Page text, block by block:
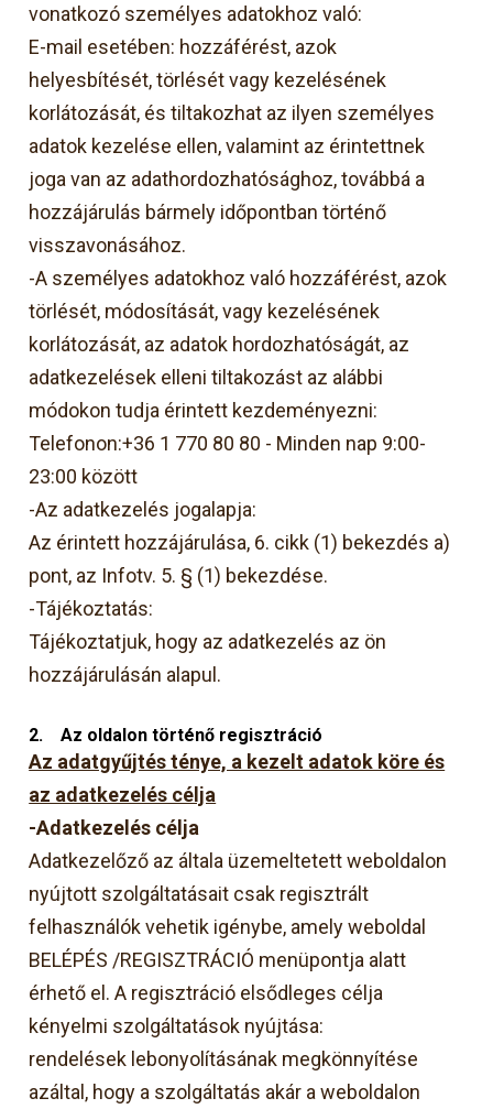
vonatkozó személyes adatokhoz való:
E-mail esetében: hozzáférést, azok
helyesbítését, törlését vagy kezelésének
korlátozását, és tiltakozhat az ilyen személyes
adatok kezelése ellen, valamint az érintettnek
joga van az adathordozhatósághoz, továbbá a
hozzájárulás bármely időpontban történő
visszavonásához.
-A személyes adatokhoz való hozzáférést, azok
törlését, módosítását, vagy kezelésének
korlátozását, az adatok hordozhatóságát, az
adatkezelések elleni tiltakozást az alábbi
módokon tudja érintett kezdeményezni:
Telefonon:+36 1 770 80 80 - Minden nap 9:00-
23:00 között
-Az adatkezelés jogalapja:
Az érintett hozzájárulása, 6. cikk (1) bekezdés a)
pont, az Infotv. 5. § (1) bekezdése.
-Tájékoztatás:
Tájékoztatjuk, hogy az adatkezelés az ön
hozzájárulásán alapul.
2.Az oldalon történő regisztráció
Az adatgyűjtés ténye, a kezelt adatok köre és
az adatkezelés célja
-Adatkezelés célja
Adatkezelőző az általa üzemeltetett weboldalon
nyújtott szolgáltatásait csak regisztrált
felhasználók vehetik igénybe, amely weboldal
BELÉPÉS /REGISZTRÁCIÓ menüpontja alatt
érhető el. A regisztráció elsődleges célja
kényelmi szolgáltatások nyújtása:
rendelések lebonyolításának megkönnyítése
azáltal, hogy a szolgáltatás akár a weboldalon